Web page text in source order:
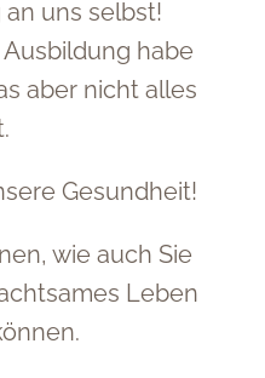
uns selbst!
habe
aber nicht alles
Gesundheit!
wie auch Sie
Leben